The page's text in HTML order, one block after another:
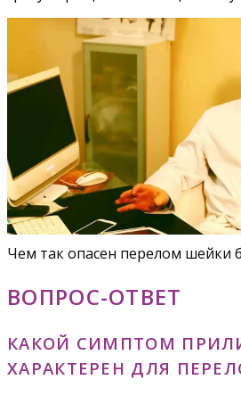
Чем так опасен перелом шейки
ВОПРОС-ОТВЕТ
КАКОЙ СИМПТОМ
ХАРАКТЕРЕН ДЛЯ